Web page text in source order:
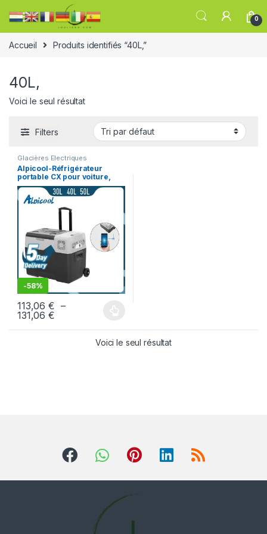
0
Accueil Produits identifiés “40L,”
40L,
Voici le seul résultat
Filters
Glacières Electriques
Alpicool-Réfrigérateur
portable CX pour voiture,
petit congélateur,
compresseur 12V,
refroidisseur 220V, usage
domestique, véhicule,
camion, 30L, 40L, 50L
-58%
113,06€ –
131,06€
Voici le seul résultat